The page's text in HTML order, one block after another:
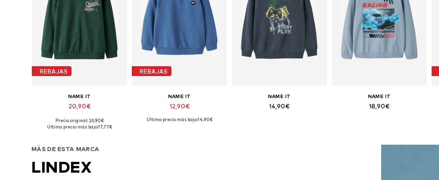
REBAJAS
NAME IT
20,90€
Precio original: 26,90€
Último precio más bajo:17,77€
REBAJAS
NAME IT
12,90€
+9
Último precio más bajo:14,90€
NAME IT
14,90€
NAME IT
18,90€
MÁS DE ESTA MARCA
LINDEX